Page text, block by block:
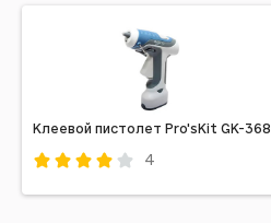
Клеевой пистолет Pro'sKit GK-368
4